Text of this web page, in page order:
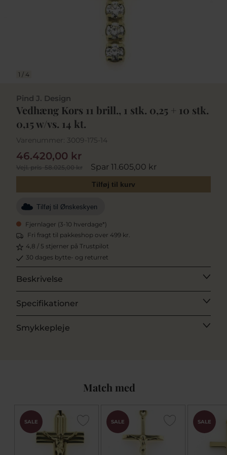
1 / 4
Pind J. Design
Vedhæng Kors 11 brill., 1 stk. 0,25 + 10 stk.
0,15 w/vs. 14 kt.
Varenummer: 3009-175-14
Vejl. pris58.025,00 kr Spar 11.605,00 kr
46.420,00 kr
Tilføj til kurv
Tilføj til Ønskeskyen
Fjernlager (3-10 hverdage*)
Fri fragt til pakkeshop over 499 kr.
4,8 / 5 stjerner på Trustpilot
30 dages bytte- og returret
Beskrivelse
Specifikationer
Smykkepleje
Match med
SALE SALE SALE